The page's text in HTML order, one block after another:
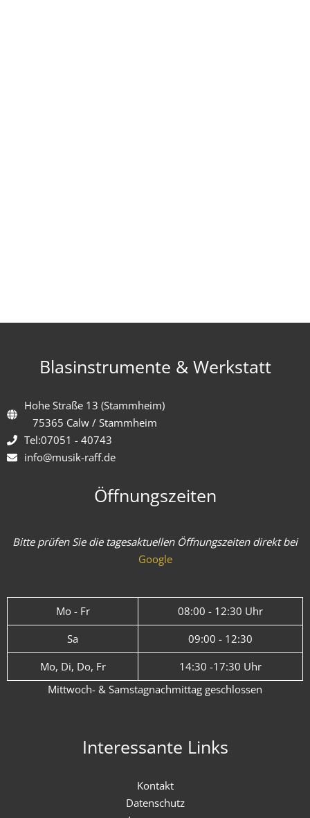
Blasinstrumente & Werkstatt
Hohe Straße 13 (Stammheim)
75365 Calw / Stammheim
Tel:07051 - 40743
info@musik-raff.de
Öffnungszeiten
Bitte prüfen Sie die tagesaktuellen Öffnungszeiten direkt bei
Google
Mo - Fr
08:00 - 12:30 Uhr
Sa
09:00 - 12:30
Mo, Di, Do, Fr
14:30 -17:30 Uhr
Mittwoch- & Samstagnachmittag geschlossen
Interessante Links
Kontakt
Datenschutz